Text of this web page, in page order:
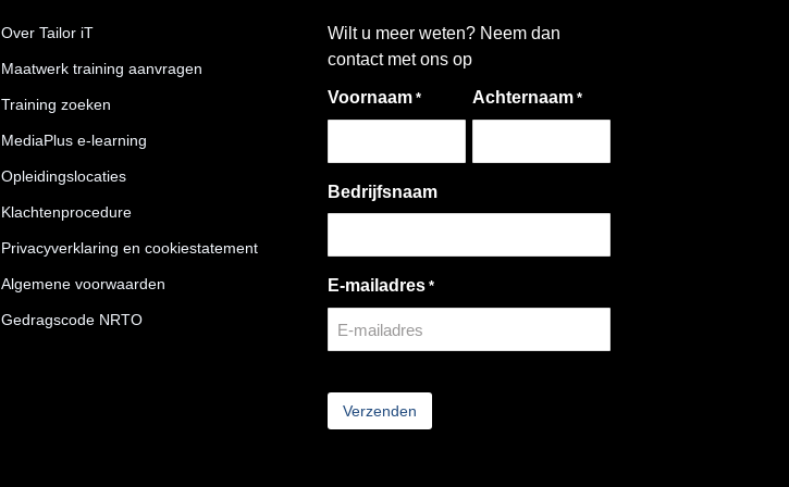
Over Tailor iT
Maatwerk training aanvragen
Training zoeken
MediaPlus e-learning
Opleidingslocaties
Klachtenprocedure
Privacyverklaring en cookiestatement
Algemene voorwaarden
Gedragscode NRTO
Wilt u meer weten? Neem dan
contact met ons op
Voornaam * Achternaam *
Bedrijfsnaam
E-mailadres *